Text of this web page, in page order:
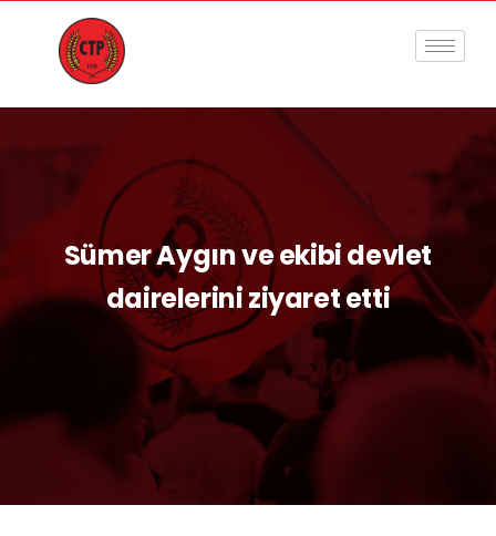
Sümer Aygın ve ekibi devlet
dairelerini ziyaret etti